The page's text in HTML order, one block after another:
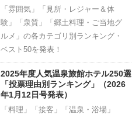
「雰囲気」「見所・レジャー＆体
験」「泉質」「郷土料理・ご当地グ
ルメ」の各カテゴリ別ランキング・
ベスト50を発表！
2025年度人気温泉旅館ホテル250選
「投票理由別ランキング」（2026
年1月12日号発表）
「料理」「接客」「温泉・浴場」